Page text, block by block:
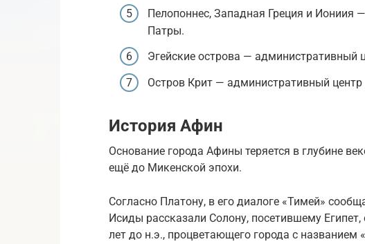
Пелопоннес, Западная Греция и Иониия
Патры.
Эгейские острова — административный
Остров Крит — административный центр
История Афин
Основание города Афины теряется в глубине
ещё до Микенской эпохи.
Согласно Платону, в его диалоге «Тимей»
Исиды рассказали Солону, посетившему
лет до н.э., процветающего города с названием